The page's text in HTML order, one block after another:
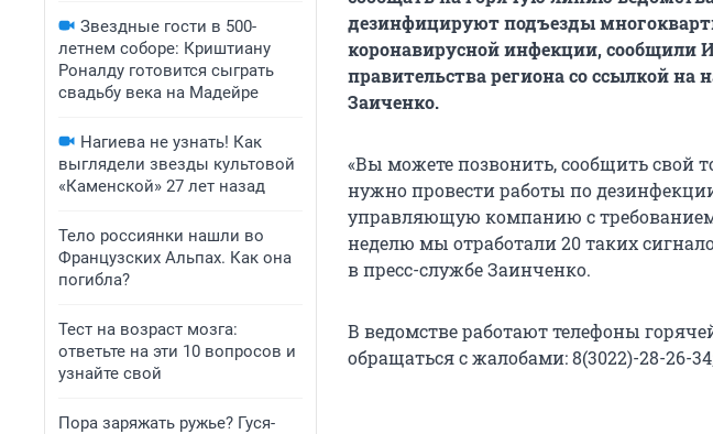
Звездные гости в 500-
летнем соборе: Криштиану
Роналду готовится сыграть
свадьбу века на Мадейре
Нагиева не узнать! Как
выглядели звезды культовой
«Каменской» 27 лет назад
Тело россиянки нашли во
Французских Альпах. Как она
погибла?
Тест на возраст мозга:
ответьте на эти 10 вопросов и
узнайте свой
Пора заряжать ружье? Гуся-
дезинфицируют подъезды
коронавирусной инфекции, сообщили
правительства региона со ссылкой
Заиченко.
«Вы можете позвонить, сообщить свой
нужно провести работы по
управляющую компанию с
неделю мы отработали 20 таких
в пресс-службе Заинченко.
В ведомстве работают телефоны
обращаться с жалобами: 8(3022)-28-26-